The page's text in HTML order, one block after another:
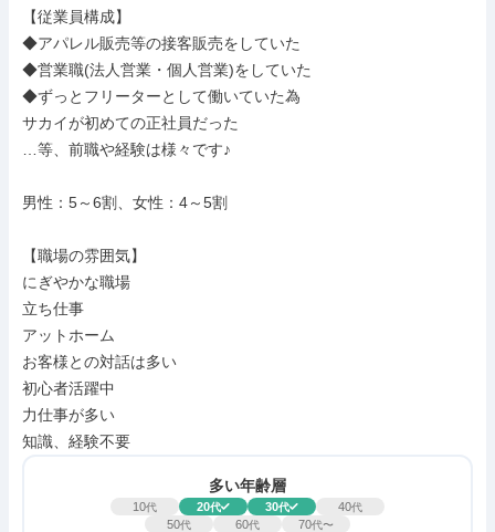
【従業員構成】
◆アパレル販売等の接客販売をしていた
◆営業職(法人営業・個人営業)をしていた
◆ずっとフリーターとして働いていた為
サカイが初めての正社員だった
…等、前職や経験は様々です♪
男性：5～6割、女性：4～5割
【職場の雰囲気】
にぎやかな職場
立ち仕事
アットホーム
お客様との対話は多い
初心者活躍中
力仕事が多い
知識、経験不要
多い年齢層
10代 20代 30代 40代
50代 60代 70代〜